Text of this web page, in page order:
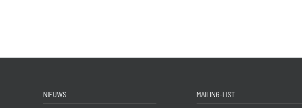
NIEUWS MAILING-LIST